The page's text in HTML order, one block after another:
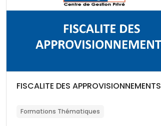
Catégorie de cours
Nom du cours
FISCALITE DES APPROVISIONNEMENTS
Formations Thématiques